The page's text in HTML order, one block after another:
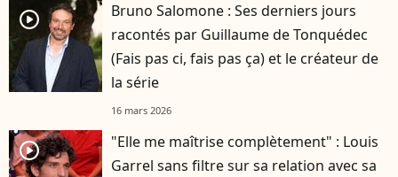
player2
Bruno Salomone : Ses derniers jours
racontés par Guillaume de Tonquédec
(Fais pas ci, fais pas ça) et le créateur de
la série
16 mars 2026
player2
"Elle me maîtrise complètement" : Louis
Garrel sans filtre sur sa relation avec sa